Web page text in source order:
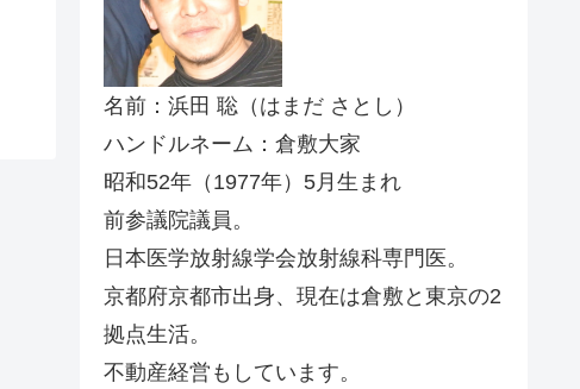
名前：浜田 聡（はまだ さとし）
ハンドルネーム：倉敷大家
昭和52年（1977年）5月生まれ
前参議院議員。
日本医学放射線学会放射線科専門医。
京都府京都市出身、現在は倉敷と東京の2
拠点生活。
不動産経営もしています。